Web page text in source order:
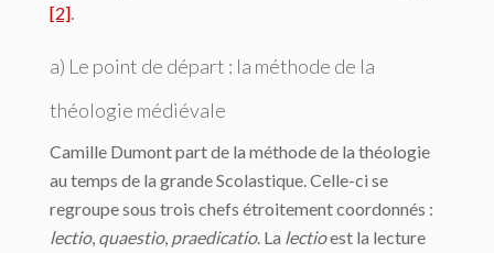
[2]
a) Le point de départ : la méthode de la
théologie médiévale
Camille Dumont part de la méthode de la théologie
au temps de la grande Scolastique. Celle-ci se
regroupe sous trois chefs étroitement coordonnés :
lectio, quaestio, praedicatio. La lectioest la lecture